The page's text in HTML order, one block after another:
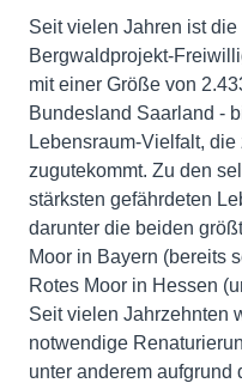
Seit vielen Jahren ist
Bergwaldprojekt-
mit einer Größe von
Bundesland Saarland -
Lebensraum-Vielfalt,
zugutekommt. Zu den
stärksten gefährdeten
darunter die beiden
Moor in Bayern (bereits
Rotes Moor in Hessen
Seit vielen Jahrzehnten
notwendige
unter anderem aufgrund